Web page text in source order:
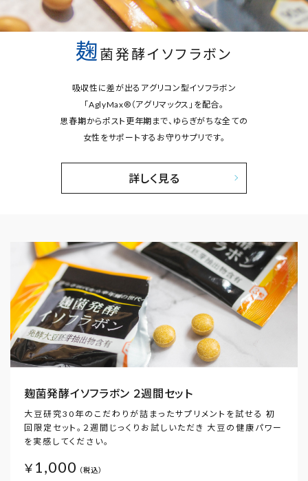
麹 菌発酵イソフラボン
吸収性に差が出るアグリコン型イソフラボン
「AglyMax®（アグリマックス」を配合。
思春期からポスト更年期まで、ゆらぎがちな全ての
女性をサポートするお守りサプリです。
詳しく見る
麹菌発酵イソフラボン ２週間セット
大豆研究30年のこだわりが詰まったサプリメントを試せる 初
回限定セット。２週間じっくりお試しいただき 大豆の健康パワー
を実感してください。
￥ 1,000 （税込）